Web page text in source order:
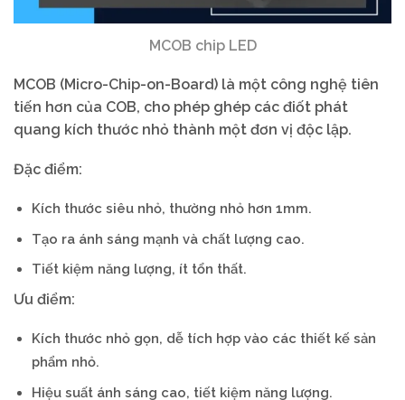
MCOB chip LED
MCOB (Micro-Chip-on-Board) là một công nghệ tiên
tiến hơn của COB, cho phép ghép các điốt phát
quang kích thước nhỏ thành một đơn vị độc lập.
Đặc điểm:
Kích thước siêu nhỏ, thường nhỏ hơn 1mm.
Tạo ra ánh sáng mạnh và chất lượng cao.
Tiết kiệm năng lượng, ít tổn thất.
Ưu điểm:
Kích thước nhỏ gọn, dễ tích hợp vào các thiết kế sản
phẩm nhỏ.
Hiệu suất ánh sáng cao, tiết kiệm năng lượng.